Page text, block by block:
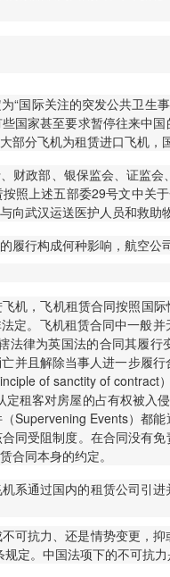
“国际关注的突发公共卫
国家甚至要求暂停往来中
部分飞机为租赁进口飞机
财政部、银保监会、证监
照上述五部委29号文中关
武汉运送医护人员和救助
履行构成何种影响，航空
机，飞机租赁合同按照国
定。飞机租赁合同中一般
法律为英国法的合同其履
并且解除当事人进一步履
of sanctity of
租客对房屋的占有权被入
Supervening Events）都
同受阻制度。在合同没有
合同本身的约定。
系通过国内的租赁公司引
可抗力、还是情势变更，
定。中国法项下的不可抗